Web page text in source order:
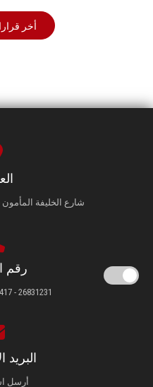
أخر
شارع الخليفة المأمون
رقم
26831231 - 26831417 - 26831474
البريد
أرسل